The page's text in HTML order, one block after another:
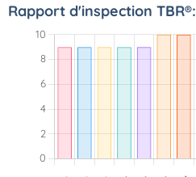
Rapport d'inspection TBR®: